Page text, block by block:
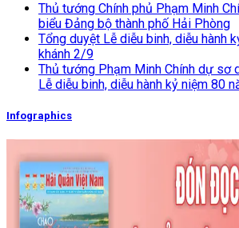
Thủ tướng Chính phủ Phạm Minh
biểu Đảng bộ thành phố Hải Phòng
Tổng duyệt Lễ diễu binh, diễu hành
khánh 2/9
Thủ tướng Phạm Minh Chính dự sơ
Lễ diễu binh, diễu hành kỷ niệm 80
Infographics